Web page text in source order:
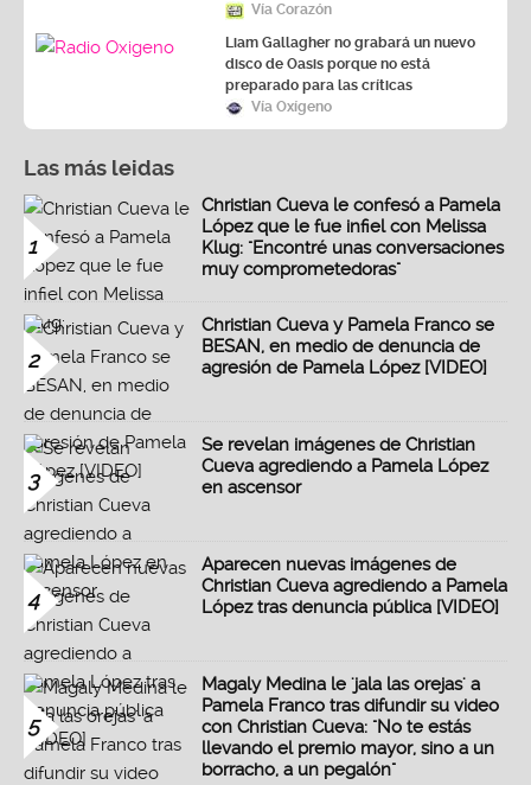
Vía Corazón
Liam Gallagher no grabará un nuevo
disco de Oasis porque no está
preparado para las críticas
Vía Oxígeno
Las más leidas
1
Christian Cueva le confesó a Pamela
López que le fue infiel con Melissa
Klug: "Encontré unas conversaciones
muy comprometedoras"
2
Christian Cueva y Pamela Franco se
BESAN, en medio de denuncia de
agresión de Pamela López [VIDEO]
3
Se revelan imágenes de Christian
Cueva agrediendo a Pamela López
en ascensor
4
Aparecen nuevas imágenes de
Christian Cueva agrediendo a Pamela
López tras denuncia pública [VIDEO]
5
Magaly Medina le 'jala las orejas' a
Pamela Franco tras difundir su video
con Christian Cueva: "No te estás
llevando el premio mayor, sino a un
borracho, a un pegalón"